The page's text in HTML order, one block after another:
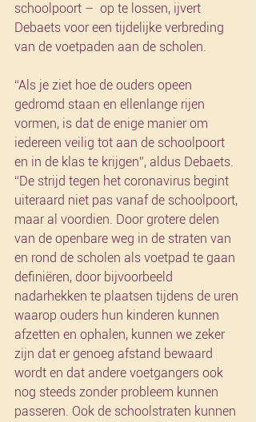
schoolpoort –  op te lossen, ijvert
Debaets voor een tijdelijke verbreding
van de voetpaden aan de scholen.
“Als je ziet hoe de ouders opeen
gedromd staan en ellenlange rijen
vormen, is dat de enige manier om
iedereen veilig tot aan de schoolpoort
en in de klas te krijgen”, aldus Debaets.
“De strijd tegen het coronavirus begint
uiteraard niet pas vanaf de schoolpoort,
maar al voordien. Door grotere delen
van de openbare weg in de straten van
en rond de scholen als voetpad te gaan
definiëren, door bijvoorbeeld
nadarhekken te plaatsen tijdens de uren
waarop ouders hun kinderen kunnen
afzetten en ophalen, kunnen we zeker
zijn dat er genoeg afstand bewaard
wordt en dat andere voetgangers ook
nog steeds zonder probleem kunnen
passeren. Ook de schoolstraten kunnen